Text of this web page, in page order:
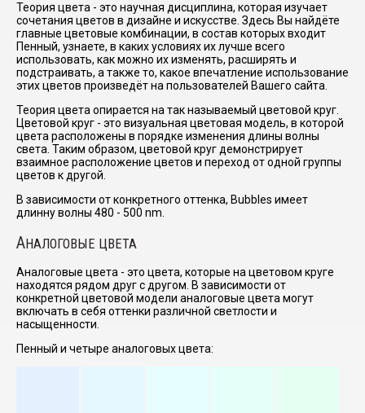
Теория цвета - это научная дисциплина, которая изучает
сочетания цветов в дизайне и искусстве. Здесь Вы найдёте
главные цветовые комбинации, в состав которых входит
Пенный, узнаете, в каких условиях их лучше всего
использовать, как можно их изменять, расширять и
подстраивать, а также то, какое впечатление использование
этих цветов произведёт на пользователей Вашего сайта.
Теория цвета опирается на так называемый цветовой круг.
Цветовой круг - это визуальная цветовая модель, в которой
цвета расположены в порядке изменения длины волны
света. Таким образом, цветовой круг демонстрирует
взаимное расположение цветов и переход от одной группы
цветов к другой.
В зависимости от конкретного оттенка, Bubbles имеет
длинну волны 480 - 500 nm.
АНАЛОГОВЫЕ ЦВЕТА
Аналоговые цвета - это цвета, которые на цветовом круге
находятся рядом друг с другом. В зависимости от
конкретной цветовой модели аналоговые цвета могут
включать в себя оттенки различной светлости и
насыщенности.
Пенный и четыре аналоговых цвета: